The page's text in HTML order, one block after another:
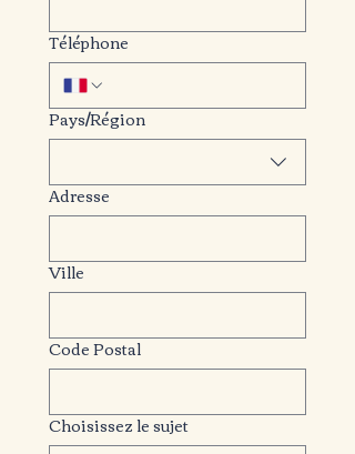
Téléphone
Adresse multiligne
Pays/Région
Adresse
Ville
Code Postal
Choisissez le sujet